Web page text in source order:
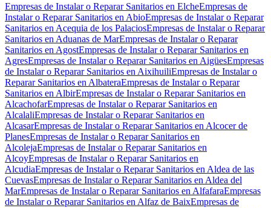
Empresas de Instalar o Reparar Sanitarios en ElcheEmpresas de
Instalar o Reparar Sanitarios en AbioEmpresas de Instalar o Reparar
Sanitarios en Acequia de los PalaciosEmpresas de Instalar o Reparar
Sanitarios en Aduanas de MarEmpresas de Instalar o Reparar
Sanitarios en AgostEmpresas de Instalar o Reparar Sanitarios en
AgresEmpresas de Instalar o Reparar Sanitarios en AigüesEmpresas
de Instalar o Reparar Sanitarios en AixihuiliEmpresas de Instalar o
Reparar Sanitarios en AlbateraEmpresas de Instalar o Reparar
Sanitarios en AlbirEmpresas de Instalar o Reparar Sanitarios en
AlcachofarEmpresas de Instalar o Reparar Sanitarios en
AlcalaliEmpresas de Instalar o Reparar Sanitarios en
AlcasarEmpresas de Instalar o Reparar Sanitarios en Alcocer de
PlanesEmpresas de Instalar o Reparar Sanitarios en
AlcolejaEmpresas de Instalar o Reparar Sanitarios en
AlcoyEmpresas de Instalar o Reparar Sanitarios en
AlcudiaEmpresas de Instalar o Reparar Sanitarios en Aldea de las
CuevasEmpresas de Instalar o Reparar Sanitarios en Aldea del
MarEmpresas de Instalar o Reparar Sanitarios en AlfafaraEmpresas
de Instalar o Reparar Sanitarios en Alfaz de BaixEmpresas de